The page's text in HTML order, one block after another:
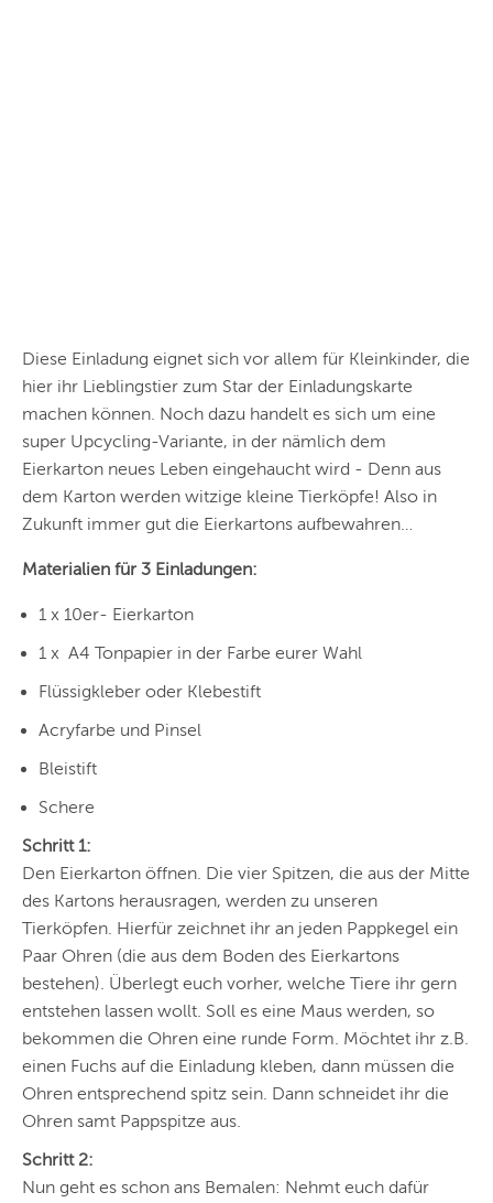
Diese Einladung eignet sich vor allem für Kleinkinder, die
hier ihr Lieblingstier zum Star der Einladungskarte
machen können. Noch dazu handelt es sich um eine
super Upcycling-Variante, in der nämlich dem
Eierkarton neues Leben eingehaucht wird - Denn aus
dem Karton werden witzige kleine Tierköpfe! Also in
Zukunft immer gut die Eierkartons aufbewahren…
Materialien für 3 Einladungen:
1 x 10er- Eierkarton
1 x A4 Tonpapier in der Farbe eurer Wahl
Flüssigkleber oder Klebestift
Acryfarbe und Pinsel
Bleistift
Schere
Schritt 1:
Den Eierkarton öffnen. Die vier Spitzen, die aus der Mitte
des Kartons herausragen, werden zu unseren
Tierköpfen. Hierfür zeichnet ihr an jeden Pappkegel ein
Paar Ohren (die aus dem Boden des Eierkartons
bestehen). Überlegt euch vorher, welche Tiere ihr gern
entstehen lassen wollt. Soll es eine Maus werden, so
bekommen die Ohren eine runde Form. Möchtet ihr z.B.
einen Fuchs auf die Einladung kleben, dann müssen die
Ohren entsprechend spitz sein. Dann schneidet ihr die
Ohren samt Pappspitze aus.
Schritt 2:
Nun geht es schon ans Bemalen: Nehmt euch dafür